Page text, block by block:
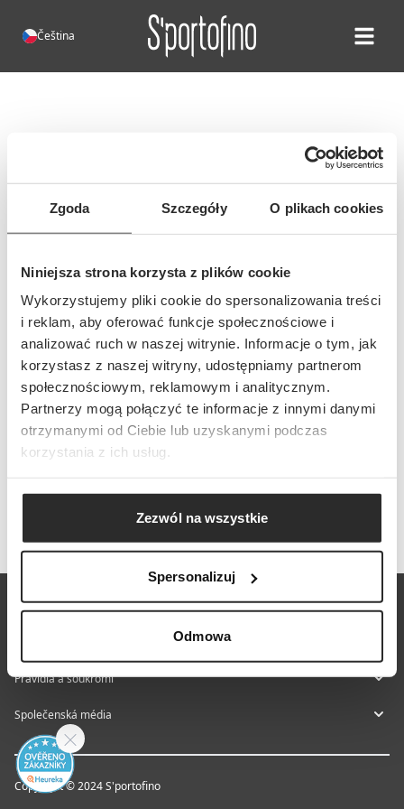
Zgoda Szczegóły O plikach cookies
Niniejsza strona korzysta z plików cookie
Wykorzystujemy pliki cookie do spersonalizowania treści
i reklam, aby oferować funkcje społecznościowe i
analizować ruch w naszej witrynie. Informacje o tym, jak
korzystasz z naszej witryny, udostępniamy partnerom
społecznościowym, reklamowym i analitycznym.
Partnerzy mogą połączyć te informacje z innymi danymi
otrzymanymi od Ciebie lub uzyskanymi podczas
korzystania z ich usług.
Zezwól na wszystkie
Spersonalizuj
Odmowa
Čeština Open
Bohužel, taková stránka neexistuje
Je možné, že se adresa této stránky
změnila, nebo jste zadali
E-shop S'portofino
Pravidla a soukromí
Společenská média
Copyright © 2024 S'portofino